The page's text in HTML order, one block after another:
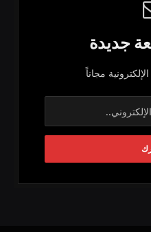
جديدة
مجاناً